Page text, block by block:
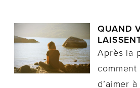
QUAND
Après la
d’aimer